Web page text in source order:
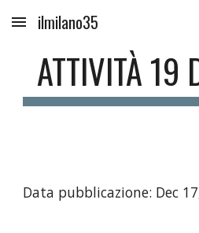
Skip to main content
ilmilano35
ATTIVITÀ 19
Data pubblicazione: Dec